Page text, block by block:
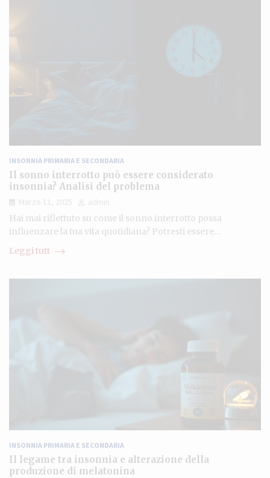
INSONNIA PRIMARIA E SECONDARIA
Il sonno interrotto può essere considerato
insonnia? Analisi del problema
Marzo 11, 2025
admin
Hai mai riflettuto su come il sonno interrotto possa
influenzare la tua vita quotidiana? Potresti essere…
Leggi tutt
INSONNIA PRIMARIA E SECONDARIA
Il legame tra insonnia e alterazione della
produzione di melatonina